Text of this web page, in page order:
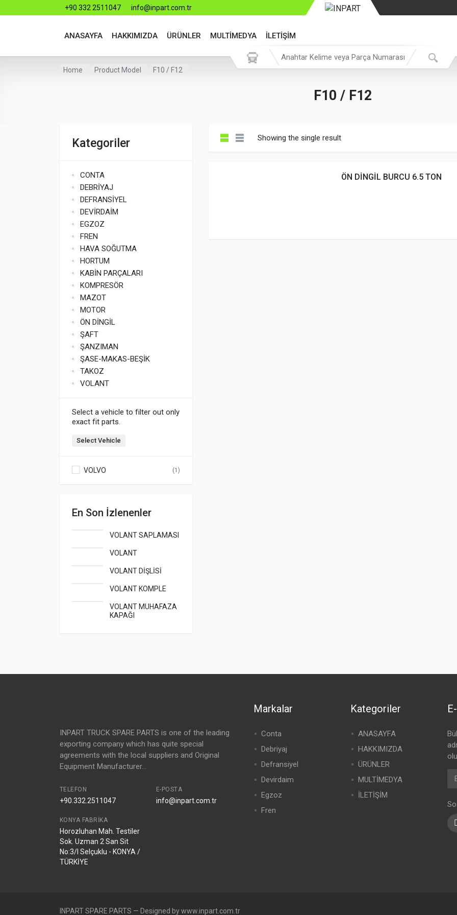
+90 332 2511047 info@inpart.com.tr
ANASAYFA HAKKIMIZDA ÜRÜNLER MULTİMEDYA İLETİŞİM
Home Product Model F10 / F12
F10 / F12
Kategoriler
CONTA
DEBRİYAJ
DEFRANSİYEL
DEVİRDAİM
EGZOZ
FREN
HAVA SOĞUTMA
HORTUM
KABİN PARÇALARI
KOMPRESÖR
MAZOT
MOTOR
ÖN DİNGİL
ŞAFT
ŞANZIMAN
ŞASE-MAKAS-BEŞİK
TAKOZ
VOLANT
Select a vehicle to filter out only
exact fit parts.
Select Vehicle
VOLVO (1)
En Son İzlenenler
VOLANT SAPLAMASI
VOLANT
VOLANT DİŞLİSİ
VOLANT KOMPLE
VOLANT MUHAFAZA
KAPAĞI
Showing the single result
ÖN DİNGİL BURCU 6.5 TON
INPART TRUCK SPARE PARTS is one of the leading
exporting company which has quite special
agreements with the local suppliers and Original
Equipment Manufacturer...
TELEFON
+90.332.2511047
E-POSTA
info@inpart.com.tr
KONYA FABRIKA
Horozluhan Mah. Testiler
Sok. Uzman 2 San Sit
No:3/I Selçuklu - KONYA /
TÜRKİYE
Markalar
Conta
Debriyaj
Defransiyel
Devirdaim
Egzoz
Fren
Kategoriler
ANASAYFA
HAKKIMIZDA
ÜRÜNLER
MULTİMEDYA
İLETİŞİM
INPART SPARE PARTS — Designed by www.inpart.com.tr